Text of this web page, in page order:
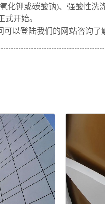
化钾或碳酸钠)、强酸性洗
开始。
以登陆我们的网站咨询了